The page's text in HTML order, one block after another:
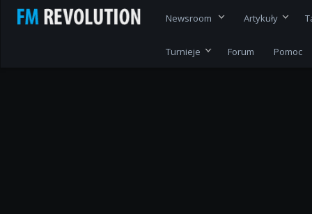
Newsroom Artykuły
Turnieje Forum Pomoc